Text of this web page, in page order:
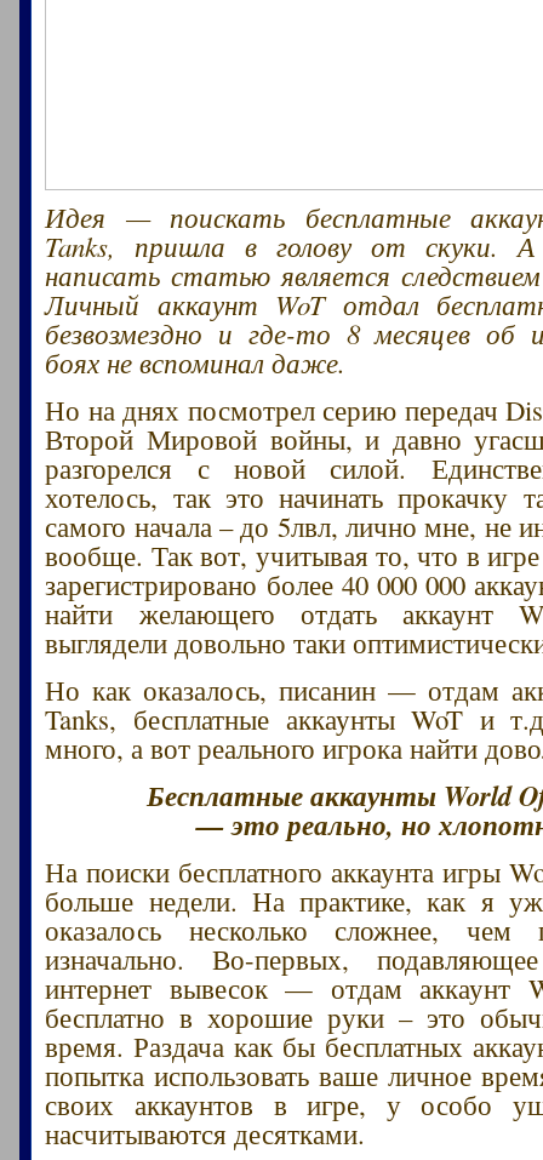
Идея — поискать бесплатные
Tanks, пришла в голову от скуки.
написать статью является
Личный аккаунт WoT отдал
безвозмездно и где-то 8 месяцев об
боях не вспоминал даже.
Но на днях посмотрел серию передач
Второй Мировой войны, и давно
разгорелся с новой силой.
хотелось, так это начинать прокачку
самого начала – до 5лвл, лично мне, не
вообще. Так вот, учитывая то, что в
зарегистрировано более 40 000 000
найти желающего отдать аккаунт
выглядели довольно таки
Но как оказалось, писанин — отдам
Tanks, бесплатные аккаунты WoT и
много, а вот реального игрока найти
Бесплатные аккаунты World
— это реально, но
На поиски бесплатного аккаунта игры
больше недели. На практике, как я
оказалось несколько сложнее, чем
изначально. Во-первых,
интернет вывесок — отдам аккаунт
бесплатно в хорошие руки – это
время. Раздача как бы бесплатных
попытка использовать ваше личное
своих аккаунтов в игре, у особо
насчитываются десятками.